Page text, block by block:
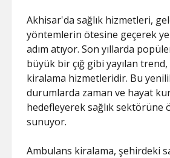
Akhisar'da sağlık hizmetleri,
yöntemlerin ötesine geçerek
adım atıyor. Son yıllarda
büyük bir çığ gibi yayılan
kiralama hizmetleridir. Bu
durumlarda zaman ve hayat
hedefleyerek sağlık sektörüne
sunuyor.
Ambulans kiralama, şehirdeki